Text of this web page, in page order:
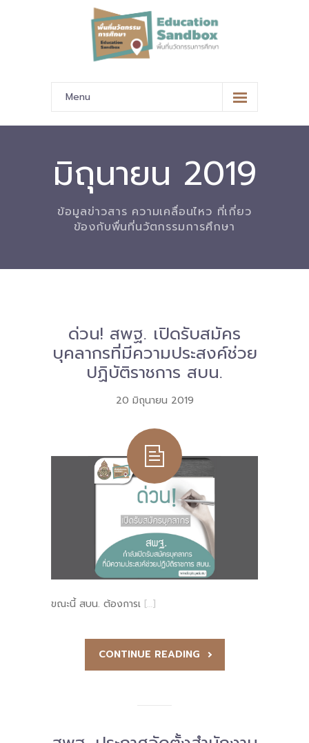
Menu
หน้าหลัก
-- มาตรฐานข้อมูลและมาตรฐานการแลกเปลี่ยนข้อมูล
-- สถานศึกษานำร่อง
-- วีดิทัศน์นำเสนอสถานศึกษานำร่อง
Download
-- หนังสือและเอกสาร
-- กฎหมาย
---- พ.ร.บ. และอนุบัญญัติ
---- พ.ร.ฎ. ขยายเวลาใช้บังคับ พ.ร.บ.พื้นที่นวัตกรรมการ
ศึกษา พ.ศ. 252 พ.ศ. 2569
---- รายงานการประเมินผลสัมฤทธิ์ พ.ร.บ.พื้นที่นวัตกรรม
การศึกษา พ.ศ. 2562
---- รับฟังความคิดเห็นร่าง พ.ร.ฎ. ฯ
หมายฯ
---- รอบประเมิน (พ.ศ. 2562-2564)
มิถุนายน 2019
ข้อมูลข่าวสาร ความเคลื่อนไหว ที่เกี่ยว
ข้องกับพื่นที่นวัตกรรมการศึกษา
ด่วน! สพฐ. เปิดรับสมัคร
บุคลากรที่มีความประสงค์ช่วย
ปฏิบัติราชการ สบน.
20 มิถุนายน 2019
ขณะนี้ สบน. ต้องการเ […]
CONTINUE READING